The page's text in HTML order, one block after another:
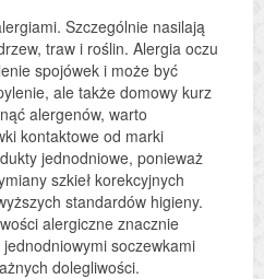
Szczególnie nasilają
traw i roślin. Alergia oczu
spojówek i może być
ale także domowy kurz
alergenów, warto
kontaktowe od marki
jednodniowe, ponieważ
szkieł korekcyjnych
standardów higieny.
alergiczne znacznie
soczewkami
dolegliwości.